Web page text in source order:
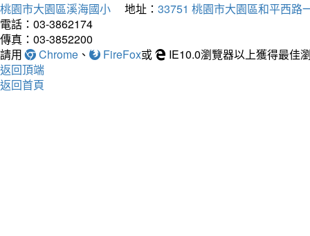
桃園市大園區溪海國小
地址： 33751 桃園市大園區和平西路
電話：03-3862174
傳真：03-3852200
請用
Chrome 、 FireFox或
IE10.0瀏覽器以上獲得最佳
返回頂端
返回首頁